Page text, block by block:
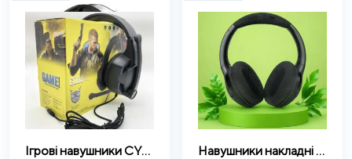
Ігрові навушники CYBERPUNK G006 Pro провідні з мікрофоном
Навушники накладні Bluetooth 900BTR